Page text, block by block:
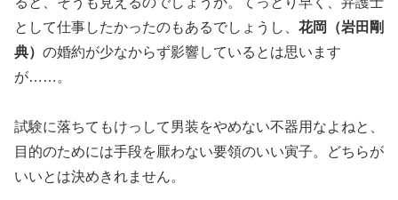
として仕事したかったのもあるでしょうし、 花岡（岩田剛
典） の婚約が少なからず影響しているとは思います
が……。
試験に落ちてもけっして男装をやめない不器用なよねと、
目的のためには手段を厭わない要領のいい寅子。どちらが
いいとは決めきれません。